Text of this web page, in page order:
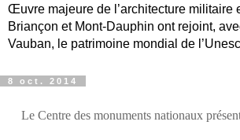
Œuvre majeure de l’architecture militaire
Briançon et Mont-Dauphin ont rejoint,
Vauban, le patrimoine mondial de
8 oct. 2014
Le Centre des monuments nationaux